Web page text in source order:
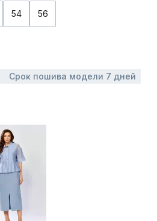
54 56
Срок пошива модели 7 дней